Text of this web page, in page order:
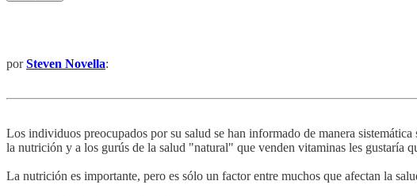
porSteven Novella:
Los individuos preocupados por su salud se han informado de manera
la nutrición y a los gurús de la salud "natural" que venden vitaminas les gustaría
La nutrición es importante, pero es sólo un factor entre muchos que afectan la